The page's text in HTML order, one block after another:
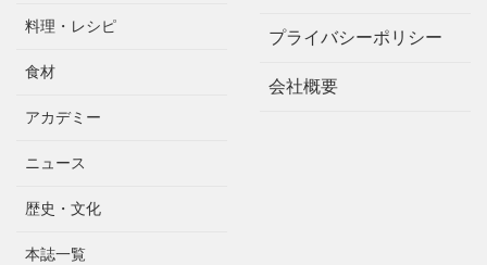
料理・レシピ
食材
アカデミー
ニュース
歴史・文化
本誌一覧
プライバシーポリシー
会社概要